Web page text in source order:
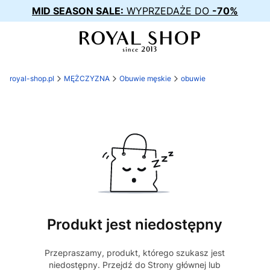
MID SEASON SALE: WYPRZEDAŻE DO -70%
royal-shop.pl MĘŻCZYZNA Obuwie męskie obuwie
Produkt jest niedostępny
Przepraszamy, produkt, którego szukasz jest
niedostępny. Przejdź do Strony głównej lub